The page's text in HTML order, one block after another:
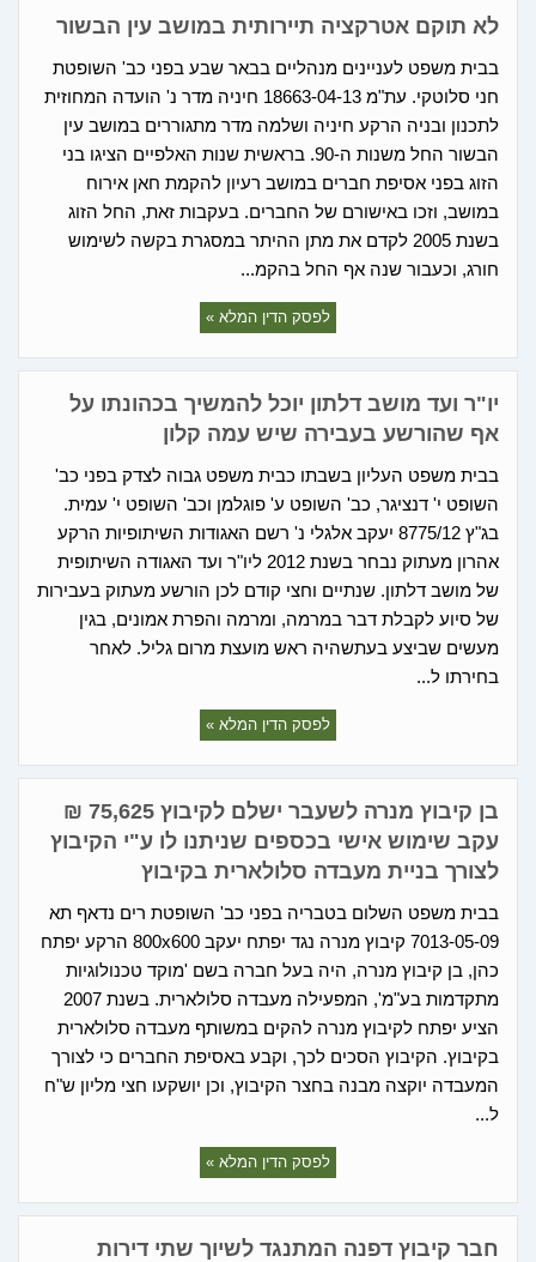
לא תוקם אטרקציה תיירותית במושב עין הבשור
בבית משפט לעניינים מנהליים בבאר שבע בפני כב' השופטת
חני סלוטקי. עת"מ 18663-04-13 חיניה מדר נ' הועדה המחוזית
לתכנון ובניה הרקע חיניה ושלמה מדר מתגוררים במושב עין
הבשור החל משנות ה-90. בראשית שנות האלפיים הציגו בני
הזוג בפני אסיפת חברים במושב רעיון להקמת חאן אירוח
במושב, וזכו באישורם של החברים. בעקבות זאת, החל הזוג
בשנת 2005 לקדם את מתן ההיתר במסגרת בקשה לשימוש
חורג, וכעבור שנה אף החל בהקמ...
לפסק הדין המלא »
יו"ר ועד מושב דלתון יוכל להמשיך בכהונתו על
אף שהורשע בעבירה שיש עמה קלון
בבית משפט העליון בשבתו כבית משפט גבוה לצדק בפני כב'
השופט י' דנציגר, כב' השופט ע' פוגלמן וכב' השופט י' עמית.
בג"ץ 8775/12 יעקב אלגלי נ' רשם האגודות השיתופיות הרקע
אהרון מעתוק נבחר בשנת 2012 ליו"ר ועד האגודה השיתופית
של מושב דלתון. שנתיים וחצי קודם לכן הורשע מעתוק בעבירות
של סיוע לקבלת דבר במרמה, ומרמה והפרת אמונים, בגין
מעשים שביצע בעתשהיה ראש מועצת מרום גליל. לאחר
בחירתו ל...
לפסק הדין המלא »
בן קיבוץ מנרה לשעבר ישלם לקיבוץ 75,625 ₪
עקב שימוש אישי בכספים שניתנו לו ע"י הקיבוץ
לצורך בניית מעבדה סלולארית בקיבוץ
בבית משפט השלום בטבריה בפני כב' השופטת רים נדאף תא
7013-05-09 קיבוץ מנרה נגד יפתח יעקב 800x600 הרקע יפתח
כהן, בן קיבוץ מנרה, היה בעל חברה בשם 'מוקד טכנולוגיות
מתקדמות בע"מ', המפעילה מעבדה סלולארית. בשנת 2007
הציע יפתח לקיבוץ מנרה להקים במשותף מעבדה סלולארית
בקיבוץ. הקיבוץ הסכים לכך, וקבע באסיפת החברים כי לצורך
המעבדה יוקצה מבנה בחצר הקיבוץ, וכן יושקעו חצי מליון ש"ח
ל...
לפסק הדין המלא »
חבר קיבוץ דפנה המתנגד לשיוך שתי דירות